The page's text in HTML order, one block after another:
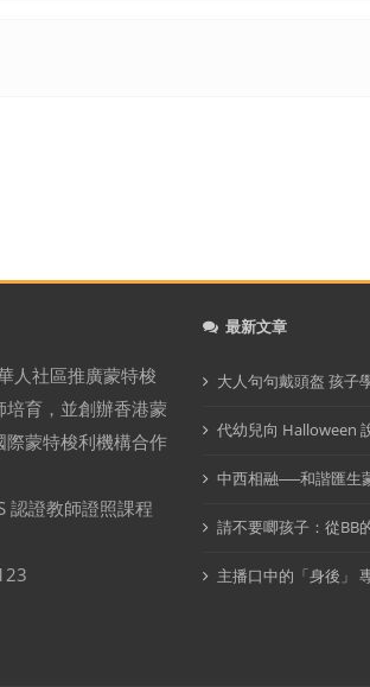
人社區推廣蒙特梭
育，並創辦香港蒙
蒙特梭利機構合作
認證教師證照課程
最新文章
大人句句戴頭盔 孩子
代幼兒向 Halloween
中西相融──和諧匯生
請不要唧孩子：從BB
主播口中的「身後」